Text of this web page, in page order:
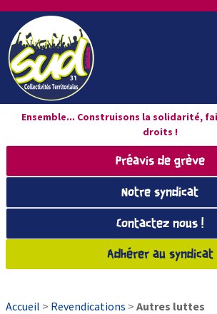
Ensemble... Construisons la solidarité,
droits !
Préavis de grève
Notre syndicat
Contactez nous !
Adhérer au syndicat
Accueil > Revendications > Autres luttes